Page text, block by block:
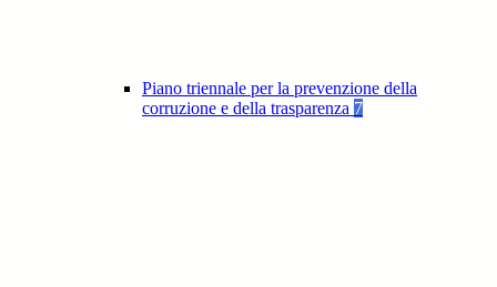
Piano triennale per la prevenzione della
corruzione e della trasparenza 7